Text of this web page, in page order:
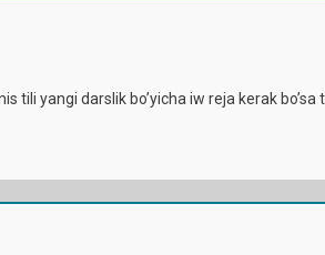
yangi darslik bo’yicha iw reja kerak bo’sa